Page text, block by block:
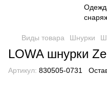
Виды товара Шнурки
LOWA шнурки
Артикул: 830505-0731